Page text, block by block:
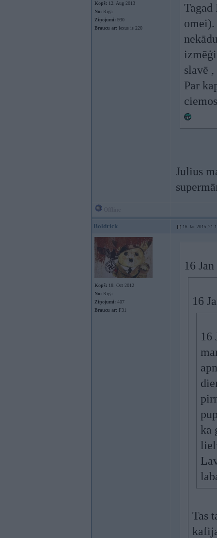
Kopš: 12. Aug 2013
No: Rīga
Ziņojumi: 930
Braucu ar: lexus is 220
slavē ,
Par
Julius
Boldrick 16. Jan 2015,
Kopš: 18. Oct 2012
No: Rīga
Ziņojumi: 407
Braucu ar: F31
16
16
16
ka
Tas